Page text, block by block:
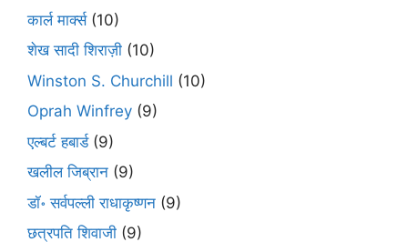
कार्ल मार्क्स(10)
शेख सादी शिराज़ी (10)
Winston S. Churchill (10)
Oprah Winfrey (9)
एल्बर्ट हबार्ड(9)
खलील जिब्रान (9)
डॉ॰ सर्वपल्ली राधाकृष्णन (9)
छत्रपति शिवाजी (9)